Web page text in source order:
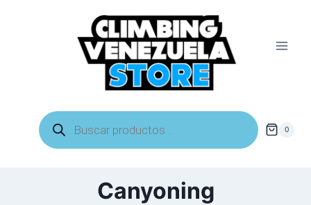
Búsqueda
de
productos
0
Canyoning